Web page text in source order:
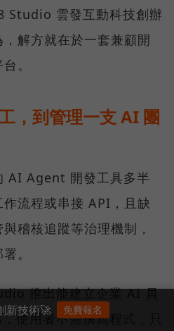
Studio 雲發互動科技創辦
解方就在於一套兼顧開
。
，到管理一支 AI 團
AI Agent 開發工具多半
流程或串接 API，且缺
稽核追蹤等治理機制，
。
推出能建立企業 AI 員
使用者不需撰寫程式，只
新技術🚀 免費報名